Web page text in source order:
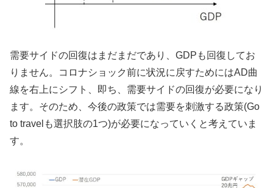
需要サイドの回復はまだまだであり、GDPも回復してお
りません。コロナショック前に状況に戻すためにはAD曲
線を右上にシフト、即ち、需要サイドの回復が必要になり
ます。そのため、今後の政策では需要を刺激する政策(Go
to travelも選択肢の1つ)が必要になっていくと考えていま
す。